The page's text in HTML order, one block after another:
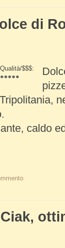
di
Qualità/$$$:
caldo
golosi